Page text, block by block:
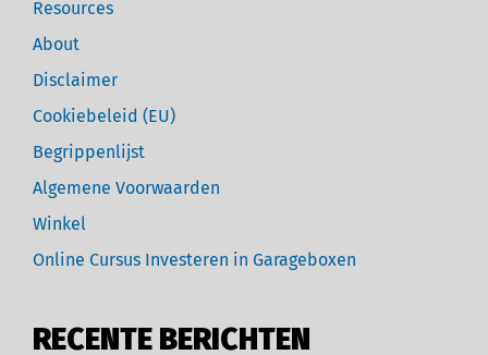
Resources
About
Disclaimer
Cookiebeleid (EU)
Begrippenlijst
Algemene Voorwaarden
Winkel
Online Cursus Investeren in Garageboxen
RECENTE BERICHTEN